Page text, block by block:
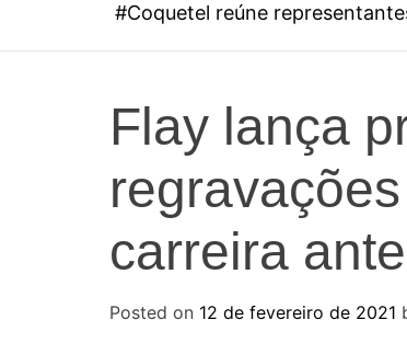
#Coquetel reúne
Flay lança
carreira
Posted on 12 de fevereiro de 2021